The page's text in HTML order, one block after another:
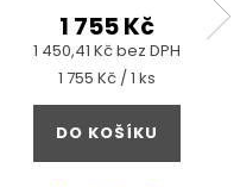
1 450,41 Kč bez DPH
1 755 Kč
Měrná
cena:
1 755 Kč / 1 ks
DO KOŠÍKU